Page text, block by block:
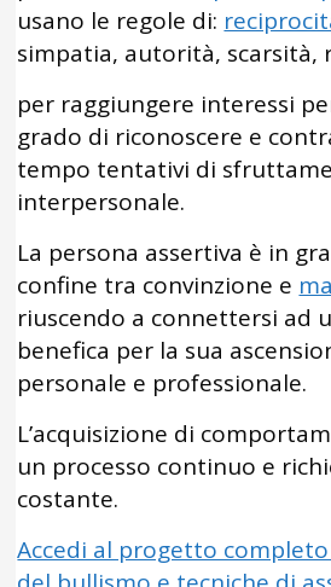
usano le regole di:
simpatia, autorità, scarsità,
per raggiungere interessi
grado di riconoscere e
tempo tentativi di
interpersonale.
La persona assertiva è in
confine tra convinzione e
riuscendo a connettersi ad
benefica per la sua
personale e professionale.
L’acquisizione di
un processo continuo e
costante.
Accedi al progetto